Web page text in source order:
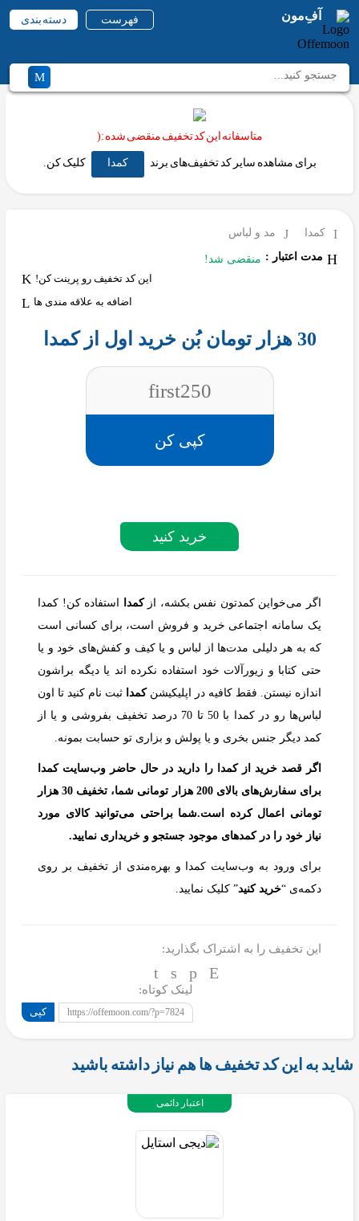
آفِ‌مون فهرست دسته بندی
متاسفانه این کد تخفیف منقضی شده :(
برای مشاهده سایر کد تخفیف‌های برند کمدا کلیک کن.
کمدا
مد و لباس
مدت اعتبار : منقضی شد!
این کد تخفیف رو پرینت کن!
اضافه به علاقه مندی ها
30 هزار تومان بُن خرید اول از کمدا
first250
کپی کن
خرید کنید
اگر می‌خواین کمدتون نفس بکشه، ازکمدا
استفاده کن! کمدا
یک سامانه اجتماعی خرید و فروش است، برای کسانی است
که به هر دلیلی مدت‌ها از لباس و یا کیف و کفش‌های خود و یا
حتی کتابا و زیورآلات خود استفاده نکرده اند یا دیگه براشون
اندازه نیستن. فقط کافیه در اپلیکیشنکمدا ثبت نام کنید تا اون
لباس‌ها رو در کمدا با 50 تا 70 درصد تخفیف بفروشی و یا از
کمد دیگر جنس بخری و یا پولش و بزاری تو حسابت بمونه.
اگر قصد خرید از کمدا را دارید در حال حاضر وب‌سایت کمدا
برای سفارش‌های بالای 200 هزار تومانی شما، تخفیف 30 هزار
تومانی اعمال کرده است.شما براحتی می‌توانید کالای مورد
نیاز خود را در کمد‌های موجود جستجو و خریداری نمایید.
برای ورود به وب‌سایت کمدا و بهره‌مندی از تخفیف بر روی
دکمه‌ی “خرید کنید” کلیک نمایید.
این تخفیف را به اشتراک بگذارید:
لینک کوتاه:
https://offemoon.com/?p=7824 کپی
شاید به این کد تخفیف ها هم نیاز داشته باشید
اعتبار دائمی